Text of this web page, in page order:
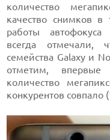
количество
качество снимков в
работы
всегда отмечали,
семейства Galaxy и
отметим, впервые
количество
конкурентов совпало